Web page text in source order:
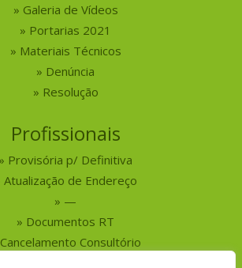
Galeria de Vídeos
Portarias 2021
Materiais Técnicos
Denúncia
Resolução
Profissionais
Provisória p/ Definitiva
Atualização de Endereço
—
Documentos RT
Cancelamento Consultório